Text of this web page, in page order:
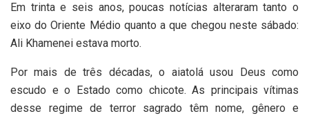
Em trinta e seis anos, poucas notícias alteraram tanto o
eixo do Oriente Médio quanto a que chegou neste sábado:
Ali Khamenei estava morto.
Por mais de três décadas, o aiatolá usou Deus como
escudo e o Estado como chicote. As principais vítimas
desse regime de terror sagrado têm nome, gênero e